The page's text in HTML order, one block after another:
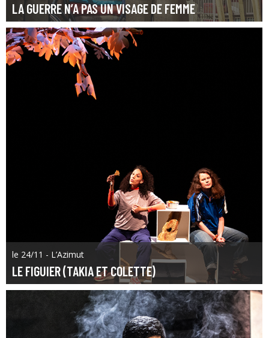
LA GUERRE N’A PAS UN VISAGE DE FEMME
le 24/11 - L’Azimut
LE FIGUIER (TAKIA ET COLETTE)